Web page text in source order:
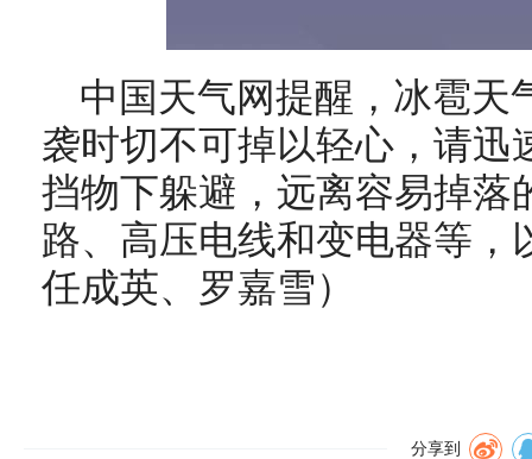
中国天气网提醒，冰雹天
袭时切不可掉以轻心 ，请
挡物下躲避，远离容易掉落
路、高压电线和变电器等，
任成英、罗嘉雪）
分享到